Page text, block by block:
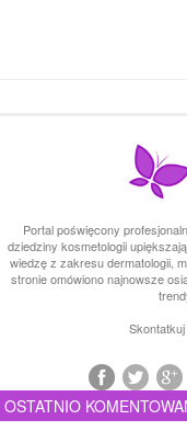
Portal poświęcony
dziedziny kosmetologii
wiedzę z zakresu dermatologii,
stronie omówiono najnowsze
OSTATNIO